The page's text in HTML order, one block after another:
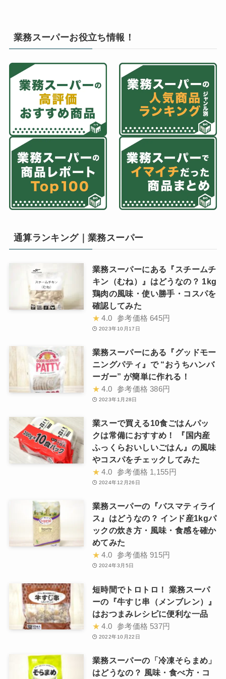
業務スーパーお役立ち情報！
通算ランキング｜業務スーパー
業務スーパーにある『スチームチ
キン（むね）』はどうなの？ 1kg
鶏肉の風味・使い勝手・コスパを
確認してみた
★ 4.0 参考価格 645円
2023年10月17日
業務スーパーにある『グッドモー
ニングパティ』で “おうちハンバ
ーガー” が簡単に作れる！
★ 4.0 参考価格 386円
2023年1月28日
業スーで買える10食ごはんパッ
クは常備におすすめ！ 『国内産
ふっくらおいしいごはん』の風味
やコスパをチェックしてみた
★ 4.0 参考価格 1,155円
2024年12月26日
業務スーパーの『バスマティライ
ス』はどうなの？ インド産1kgパ
ックの炊き方・風味・食感を確か
めてみた
★ 4.0 参考価格 915円
2024年3月5日
短時間でトロトロ！ 業務スーパ
ーの『牛すじ串（メンブレン）』
はおつまみレシピに便利な一品
★ 4.0 参考価格 537円
2022年10月22日
業務スーパーの「冷凍そらまめ」
はどうなの？ 風味・食べ方・コ